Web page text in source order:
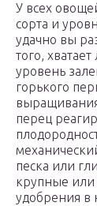
У всех
сорта и
удачно вы
того,
уровень
горького
перец
песка или
крупные или
удобрения в